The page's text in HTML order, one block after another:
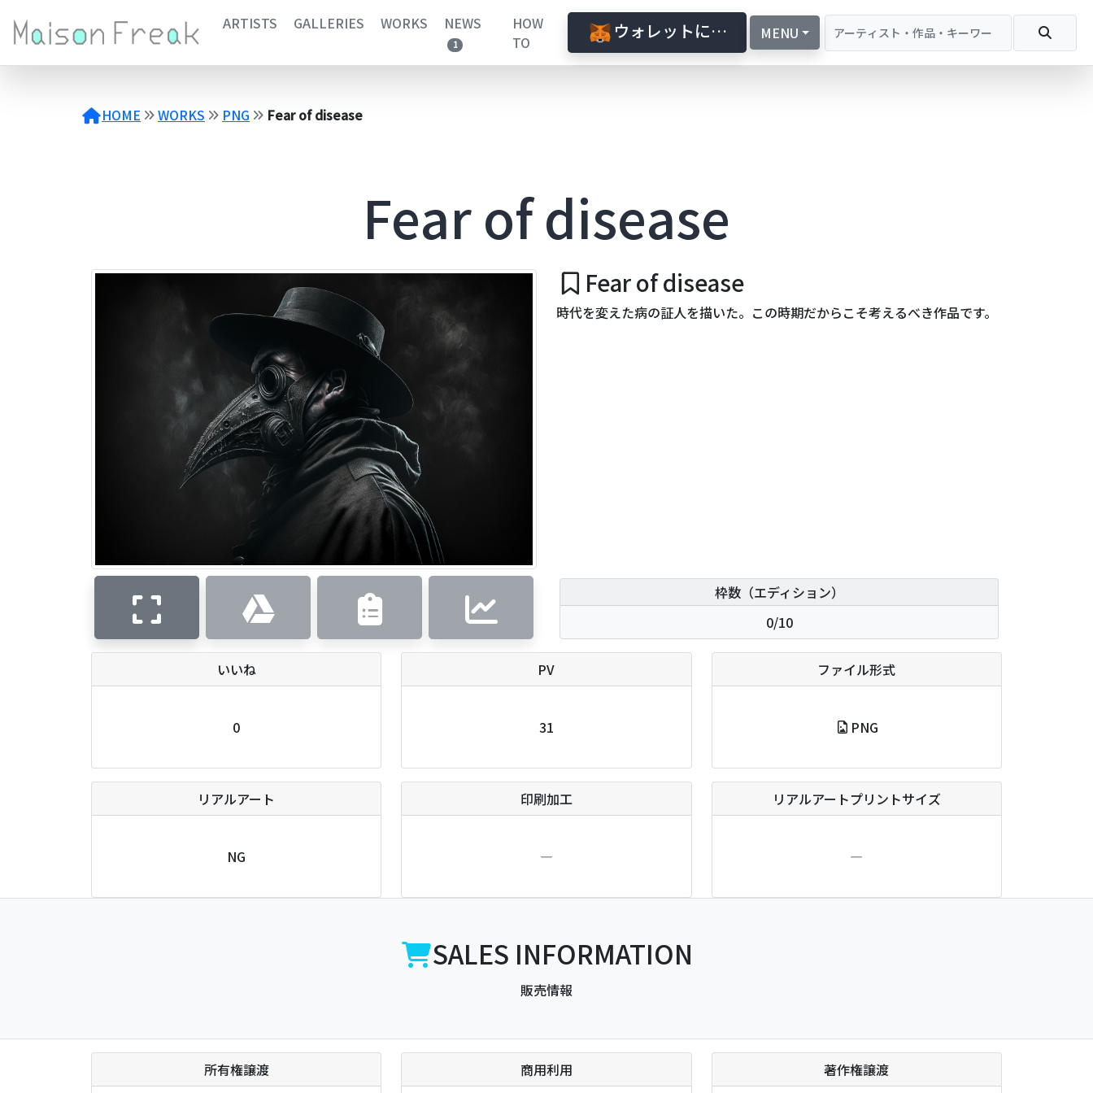
ン
ARTISTS GALLERIES WORKS NEWS
1
HOW
TO
ウォレットに接続 MENU
HOME WORKS PNG Fear of disease
Fear of disease
Fear of disease
時代を変えた病の証人を描いた。この時期だからこそ考えるべき作品です。
枠数（エディション）
0/10
いいね
0
PV
31
ファイル形式
PNG
リアルアート
NG
印刷加工
―
リアルアートプリントサイズ
―
SALES INFORMATION
販売情報
所有権譲渡 商用利用 著作権譲渡